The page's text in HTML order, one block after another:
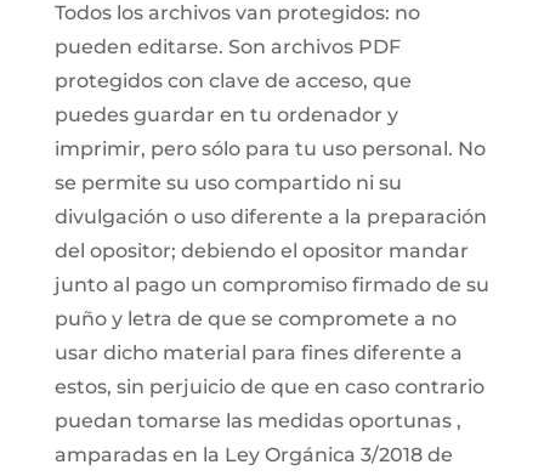
Todos los archivos van protegidos: no
pueden editarse. Son archivos PDF
protegidos con clave de acceso, que
puedes guardar en tu ordenador y
imprimir, pero sólo para tu uso personal. No
se permite su uso compartido ni su
divulgación o uso diferente a la preparación
del opositor; debiendo el opositor mandar
junto al pago un compromiso firmado de su
puño y letra de que se compromete a no
usar dicho material para fines diferente a
estos, sin perjuicio de que en caso contrario
puedan tomarse las medidas oportunas ,
amparadas en la Ley Orgánica 3/2018 de